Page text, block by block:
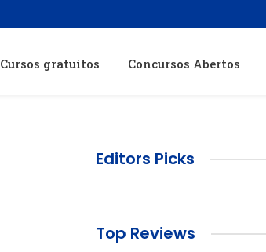
Cursos gratuitos Concursos Abertos
Editors Picks
Top Reviews